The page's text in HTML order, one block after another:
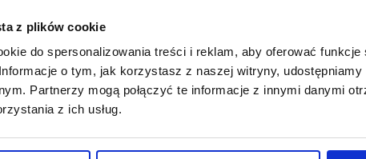
z plików cookie
do spersonalizowania treści i reklam, aby oferować funkcje
o tym, jak korzystasz z naszej witryny, udostępniamy
Partnerzy mogą połączyć te informacje z innymi danymi
z ich usług.
Europejskiego wydarzenia, jakim jest konkurs European Solal
Żyjemy w czasach, gdy centra handlowe nie mogą być
społecznością, stwarzać ludziom miejsce do integracji,
przyczyniać się do poprawy naszego środowiska.
To dla nas nie tylko sygnał, że wysiłek, jaki całe zespoły
również na to, że nagrody pomogą jeszcze bardziej
konsumentów i ludzi biznesu, uwrażliwiając ich na aspekt
działań na rzecz integracji najemców i lokalnych społeczności.